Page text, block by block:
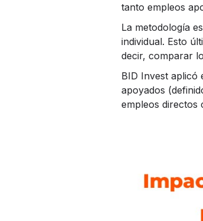
tanto empleos
La metodología
individual. Esto
decir, comparar
BID Invest aplicó
apoyados
empleos directos